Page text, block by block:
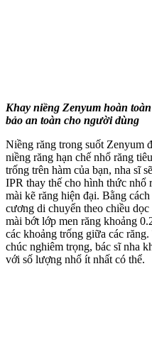
Khay niềng Zenyum hoàn
bảo an toàn cho người dùng
Niềng răng trong suốt Zenyum
niềng răng hạn chế nhổ răng
trống trên hàm của bạn, nha sĩ
IPR thay thế cho hình thức nhổ
mài kẽ răng hiện đại. Bằng
cương di chuyển theo chiều
mài bớt lớp men răng khoảng
các khoảng trống giữa các
chúc nghiêm trọng, bác sĩ nha
với số lượng nhổ ít nhất có thể.